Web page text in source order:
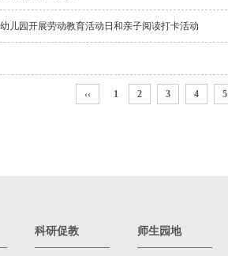
园开展劳动教育活动日和亲子阅读打卡活动
‹‹ 1 2 3 4 5
科研促教 师生园地